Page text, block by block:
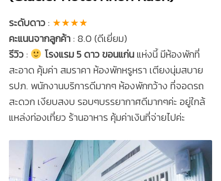
ระดับดาว: ★★★★
คะแนนจากลูกค้า: 8.0 (ดีเยี่ยม)
รีวิว: โรงแรม 5 ดาว ขอนแก่นแห่งนี้ มีห้องพักที่
สะอาด คุ้มค่า สมราคา ห้องพักหรูหรา เตียงนุ่มสบาย
รปภ. พนักงานบริการดีมากๆ ห้องพักกว้าง ที่จอดรถ
สะดวก เงียบสงบ รอบๆบรรยากาศดีมากๆค่ะ อยู่ใกล้
แหล่งท่องเที่ยว ร้านอาหาร คุ้มค่าเงินที่จ่ายไปค่ะ